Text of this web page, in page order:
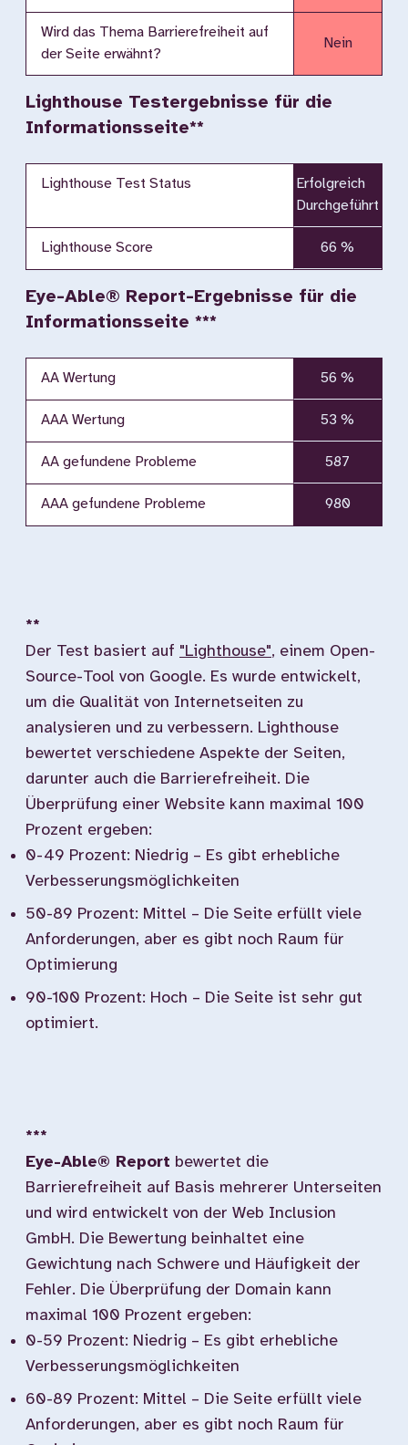
Wird das Thema Barrierefreiheit auf
der Seite erwähnt?
Nein
Lighthouse Testergebnisse für die
Informationsseite**
Lighthouse Test Status
Erfolgreich
Durchgeführt
Lighthouse Score 66 %
Eye-Able® Report-Ergebnisse für die
Informationsseite ***
AA Wertung 56 %
AAA Wertung 53 %
AA gefundene Probleme 587
AAA gefundene Probleme 980
**
Der Test basiert auf "Lighthouse", einem Open-
Source-Tool von Google. Es wurde entwickelt,
um die Qualität von Internetseiten zu
analysieren und zu verbessern. Lighthouse
bewertet verschiedene Aspekte der Seiten,
darunter auch die Barrierefreiheit. Die
Überprüfung einer Website kann maximal 100
Prozent ergeben:
0-49 Prozent: Niedrig – Es gibt erhebliche
Verbesserungsmöglichkeiten
50-89 Prozent: Mittel – Die Seite erfüllt viele
Anforderungen, aber es gibt noch Raum für
Optimierung
90-100 Prozent: Hoch – Die Seite ist sehr gut
optimiert.
***
Eye-Able® Report bewertet die
Barrierefreiheit auf Basis mehrerer Unterseiten
und wird entwickelt von der Web Inclusion
GmbH. Die Bewertung beinhaltet eine
Gewichtung nach Schwere und Häufigkeit der
Fehler. Die Überprüfung der Domain kann
maximal 100 Prozent ergeben:
0-59 Prozent: Niedrig – Es gibt erhebliche
Verbesserungsmöglichkeiten
60-89 Prozent: Mittel – Die Seite erfüllt viele
Anforderungen, aber es gibt noch Raum für